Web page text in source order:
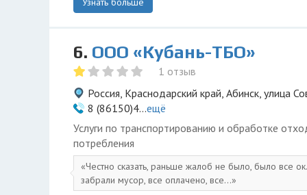
6. ООО «Кубань-ТБО»
1 отзыв
Россия, Краснодарский край, Абинск, улица
8 (86150)4...ещё
Услуги по транспортированию и обработке
потребления
Честно сказать, раньше жалоб не было, было все
забрали мусор, все оплачено, все...